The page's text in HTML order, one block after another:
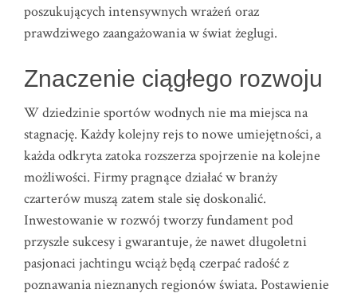
poszukujących intensywnych wrażeń oraz
prawdziwego zaangażowania w świat żeglugi.
Znaczenie ciągłego rozwoju
W dziedzinie sportów wodnych nie ma miejsca na
stagnację. Każdy kolejny rejs to nowe umiejętności, a
każda odkryta zatoka rozszerza spojrzenie na kolejne
możliwości. Firmy pragnące działać w branży
czarterów muszą zatem stale się doskonalić.
Inwestowanie w rozwój tworzy fundament pod
przyszłe sukcesy i gwarantuje, że nawet długoletni
pasjonaci jachtingu wciąż będą czerpać radość z
poznawania nieznanych regionów świata. Postawienie